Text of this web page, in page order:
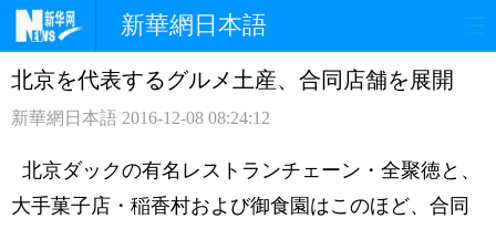
新華網日本語
ホームページ 政治 経済
観光 評論 写真
北京を代表するグルメ土産、合同店舗を展開
新華網日本語 2016-12-08 08:24:12
北京ダックの有名レストランチェーン・全聚徳と、
大手菓子店・稲香村および御食園はこのほど、合同